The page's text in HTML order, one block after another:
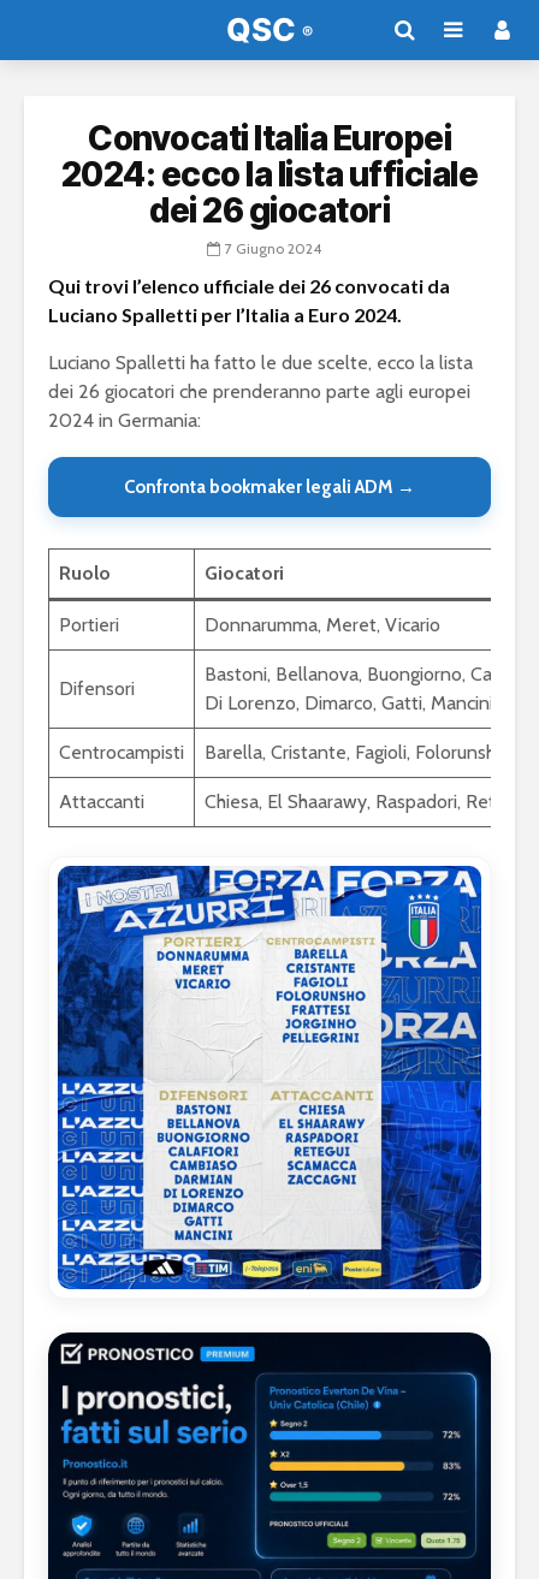
Convocati Italia Europei
2024: ecco la lista ufficiale
dei 26 giocatori
7 Giugno 2024
Qui trovi l’elenco ufficiale dei 26 convocati da
Luciano Spalletti per l’Italia a Euro 2024.
Luciano Spalletti ha fatto le due scelte, ecco la lista
dei 26 giocatori che prenderanno parte agli europei
2024 in Germania:
Confronta bookmaker legali ADM →
Ruolo Giocatori
Portieri Donnarumma, Meret, Vicario
Difensori
Bastoni, Bellanova, Buongiorno,
Di Lorenzo, Dimarco, Gatti, Mancini
Centrocampisti Barella, Cristante, Fagioli, Folorunsho,
Attaccanti Chiesa, El Shaarawy, Raspadori, Retegui,